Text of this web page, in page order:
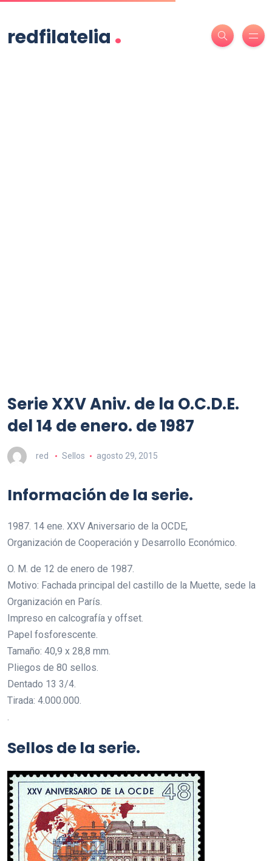
redfilatelia .
Serie XXV Aniv. de la O.C.D.E.
del 14 de enero. de 1987
red Sellos agosto 29, 2015
Información de la serie.
1987. 14 ene. XXV Aniversario de la OCDE,
Organización de Cooperación y Desarrollo Económico.
O. M. de 12 de enero de 1987.
Motivo: Fachada principal del castillo de la Muette, sede la
Organización en París.
Impreso en calcografía y offset.
Papel fosforescente.
Tamaño: 40,9 x 28,8 mm.
Pliegos de 80 sellos.
Dentado 13 3/4.
Tirada: 4.000.000.
.
Sellos de la serie.